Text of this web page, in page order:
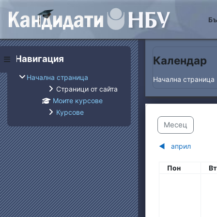
Страничен панел Календар
Начална страница
Месец
◀︎ април
Понеделник
Пон
Блокове
Навигация
Начална страница
Страници от сайта
Моите курсове
Курсове